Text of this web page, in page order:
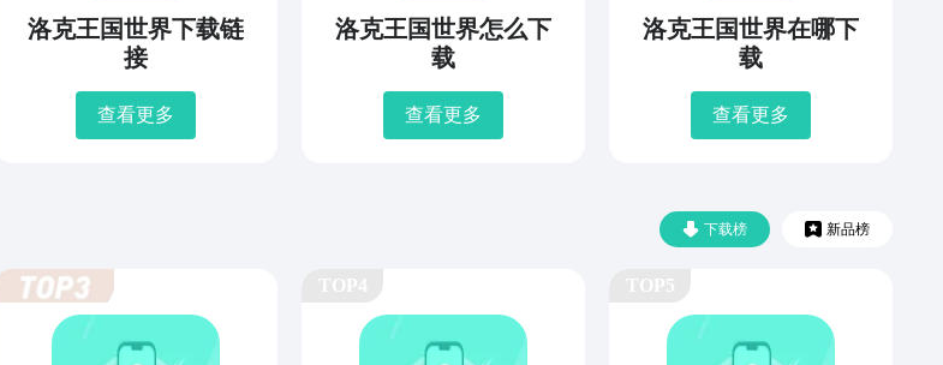
洛克王国世界下载链
接
查看更多
洛克王国世界怎么下
载
查看更多
洛克王国世界在哪下
载
查看更多
下载榜 新品榜